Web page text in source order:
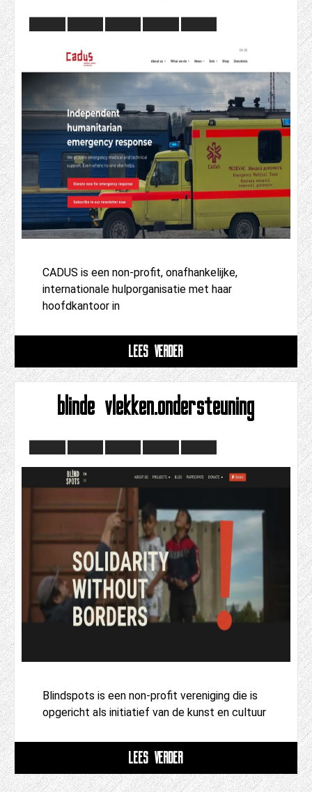
CADUS is een non-profit, onafhankelijke,
internationale hulporganisatie met haar
hoofdkantoor in
LEES VERDER
blinde vlekken.ondersteuning
Blindspots is een non-profit vereniging die is
opgericht als initiatief van de kunst en cultuur
LEES VERDER